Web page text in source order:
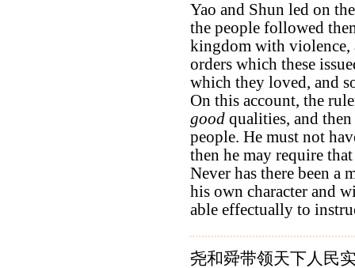
Yao and Shun led on
the people followed
kingdom with violence,
orders which these
which they loved, and
On this account, the
good qualities, and
people. He must not
then he may require
Never has there been a
his own character and
able effectually to
尧和舜带领天下人民